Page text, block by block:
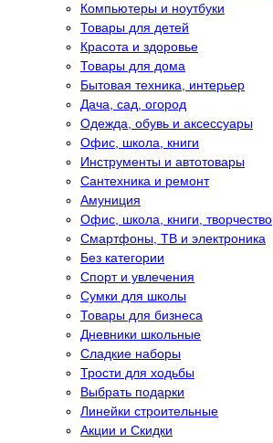
Компьютеры и ноутбуки
Товары для детей
Красота и здоровье
Товары для дома
Бытовая техника, интерьер
Дача, сад, огород
Одежда, обувь и аксессуары
Офис, школа, книги
Инструменты и автотовары
Сантехника и ремонт
Амуниция
Офис, школа, книги, творчество
Смартфоны, ТВ и электроника
Без категории
Спорт и увлечения
Сумки для школы
Товары для бизнеса
Дневники школьные
Сладкие наборы
Трости для ходьбы
Выбрать подарки
Линейки строительные
Акции и Скидки